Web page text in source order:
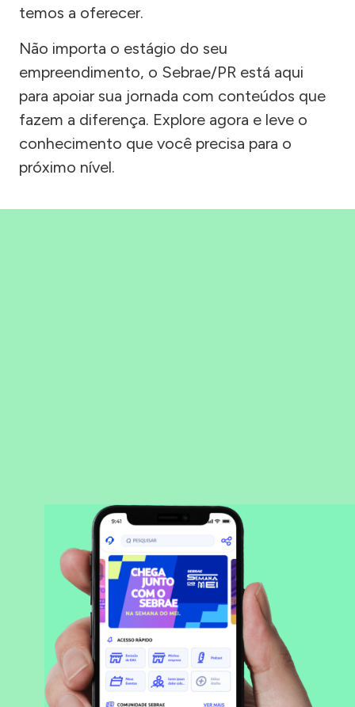
temos a oferecer.
Não importa o estágio do seu
empreendimento, o Sebrae/PR está aqui
para apoiar sua jornada com conteúdos que
fazem a diferença. Explore agora e leve o
conhecimento que você precisa para o
próximo nível.